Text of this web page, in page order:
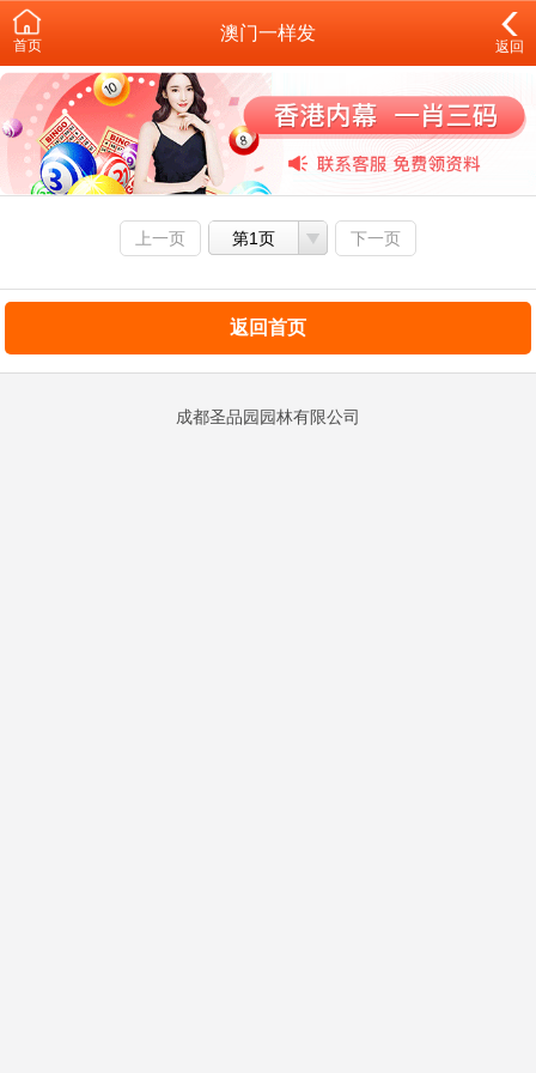
首页
澳门一样发
返回
上一页 第1页 下一页
返回首页
成都圣品园园林有限公司